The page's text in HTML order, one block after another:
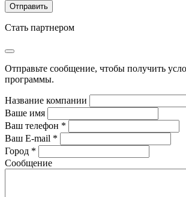
Стать партнером
Отправьте сообщение, чтобы получить
программы.
Название компании
Ваше имя
Ваш телефон *
Ваш E-mail *
Город *
Сообщение